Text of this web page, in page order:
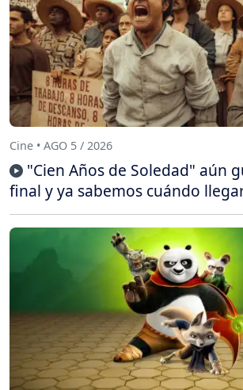
Cine • AGO 5 / 2026
"Cien Años de Soledad" aún
final y ya sabemos cuándo